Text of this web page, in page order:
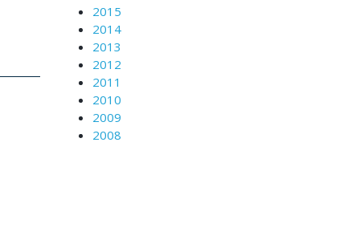
2015
2014
2013
2012
2011
2010
2009
2008